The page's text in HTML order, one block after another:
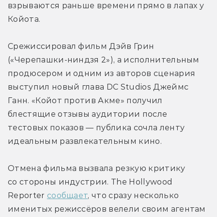
взрываются раньше времени прямо в лапах у
Койота.
Срежиссировал фильм Дэйв Грин
(«Черепашки-ниндзя 2»), а исполнительным
продюсером и одним из авторов сценария
выступил новый глава DC Studios Джеймс
Ганн. «Койот против Акме» получил
блестящие отзывы аудитории после
тестовых показов — публика сочла ленту
идеальным развлекательным кино.
Отмена фильма вызвала резкую критику
со стороны индустрии. The Hollywood
Reporter сообщает, что сразу несколько
именитых режиссёров велели своим агентам